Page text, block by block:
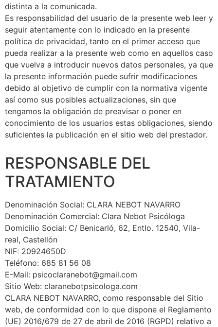
distinta a la comunicada.
Es responsabilidad del usuario de la presente web leer y
seguir atentamente con lo indicado en la presente
política de privacidad, tanto en el primer acceso que
pueda realizar a la presente web como en aquellos caso
que vuelva a introducir nuevos datos personales, ya que
la presente información puede sufrir modificaciones
debido al objetivo de cumplir con la normativa vigente
así como sus posibles actualizaciones, sin que
tengamos la obligación de preavisar o poner en
conocimiento de los usuarios estas obligaciones, siendo
suficientes la publicación en el sitio web del prestador.
RESPONSABLE DEL
TRATAMIENTO
Denominación Social: CLARA NEBOT NAVARRO
Denominación Comercial: Clara Nebot Psicóloga
Domicilio Social: C/ Benicarló, 62, Entlo. 12540, Vila-
real, Castellón
NIF: 20924650D
Teléfono: 685 81 56 08
E-Mail: psicoclaranebot@gmail.com
Sitio Web: claranebotpsicologa.com
CLARA NEBOT NAVARRO, como responsable del Sitio
web, de conformidad con lo que dispone el Reglamento
(UE) 2016/679 de 27 de abril de 2016 (RGPD) relativo a